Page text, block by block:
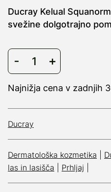
Ducray Kelual
svežine dolgotrajno
Najnižja cena v zadnjih
Ducray
Dermatološka kozmetika
las in lasišča
Prhljaj